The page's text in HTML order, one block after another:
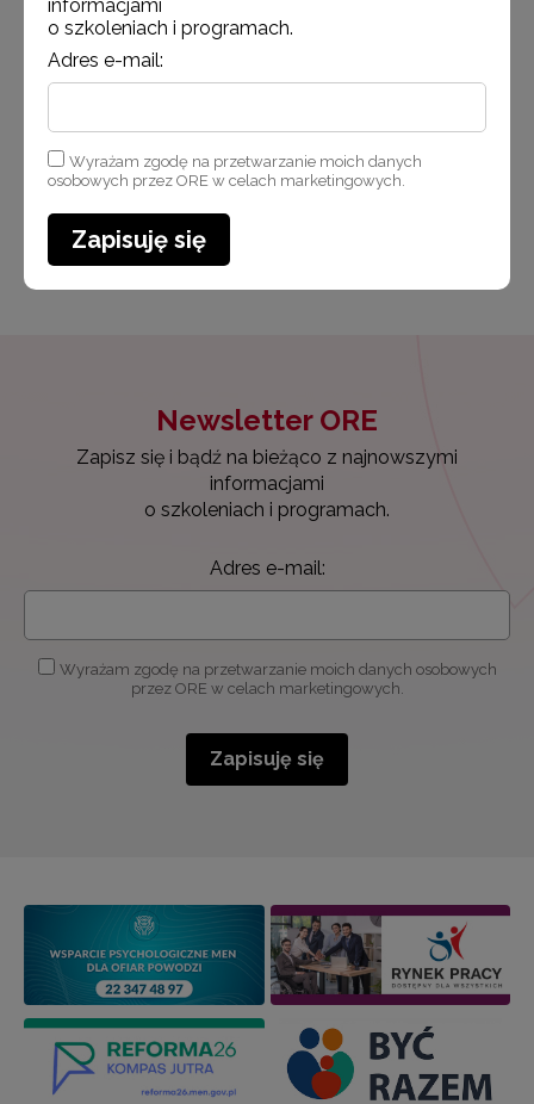
Rozwoju Edukacji w ramach Osi Priorytetowej
II Efektywne polityki publiczne dla rynku pracy,
gospodarki i edukacji, działanie: 2.10 Wysoka jakość
Edukacja Rozwój (POWER), współfinansowanego
z Europejskiego Funduszu Społecznego.
Opublikowano: 27.02.2019
Newsletter ORE
Zapisz się i bądź na bieżąco z najnowszymi
informacjami
o szkoleniach i programach.
Adres e-mail:
Wyrażam zgodę na przetwarzanie moich danych osobowych
przez ORE w celach marketingowych.
Zapisuję się
informacjami
o szkoleniach i programach.
Adres e-mail:
Wyrażam zgodę na przetwarzanie moich danych
osobowych przez ORE w celach marketingowych.
Zapisuję się